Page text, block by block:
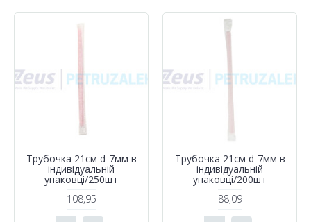
Трубочка 21см d-7мм в
індивідуальній
упаковці/250шт
108,95
Трубочка 21см d-7мм в
індивідуальній
упаковці/200шт
88,09